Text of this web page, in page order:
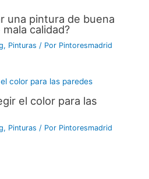
una pintura de buena
calidad?
, Pinturas / Por Pintoresmadrid
el color para las
, Pinturas / Por Pintoresmadrid